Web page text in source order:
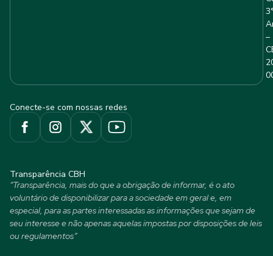
–
Conecte-se com nossas redes
Transparência CBH
“Transparência, mais do que a obrigação de informar, é o ato
voluntário de disponibilizar para a sociedade em geral e, em
especial, para as partes interessadas as informações que sejam de
seu interesse e não apenas aquelas impostas por disposições de leis
ou regulamentos”